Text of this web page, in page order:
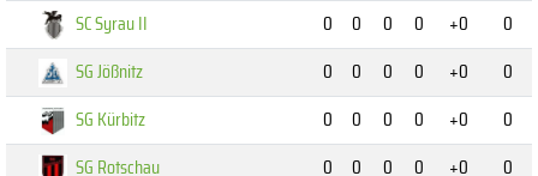
SC Syrau II
0 0 0 0 +0
0
SG Jößnitz
0 0 0 0 +0
0
SG Kürbitz
0 0 0 0 +0
0
SG Rotschau
0 0 0 0 +0
0